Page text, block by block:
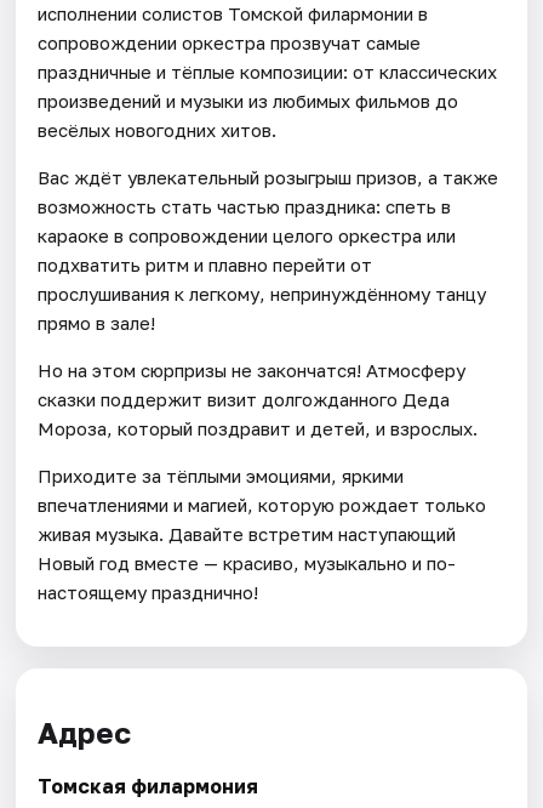
исполнении солистов Томской филармонии в
сопровождении оркестра прозвучат самые
праздничные и тёплые композиции: от классических
произведений и музыки из любимых фильмов до
весёлых новогодних хитов.
Вас ждёт увлекательный розыгрыш призов, а также
возможность стать частью праздника: спеть в
караоке в сопровождении целого оркестра или
подхватить ритм и плавно перейти от
прослушивания к легкому, непринуждённому танцу
прямо в зале!
Но на этом сюрпризы не закончатся! Атмосферу
сказки поддержит визит долгожданного Деда
Мороза, который поздравит и детей, и взрослых.
Приходите за тёплыми эмоциями, яркими
впечатлениями и магией, которую рождает только
живая музыка. Давайте встретим наступающий
Новый год вместе — красиво, музыкально и по-
настоящему празднично!
Адрес
Томская филармония